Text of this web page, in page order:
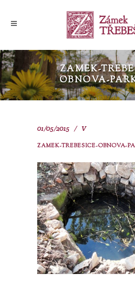
ZAMEK-
OBNOVA-
01/05/2015 V
ZAMEK-TREBESICE-OBNOVA-